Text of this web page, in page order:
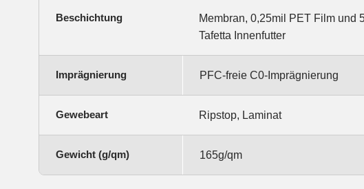
Beschichtung
Membran, 0,25mil PET Film und
Tafetta Innenfutter
Imprägnierung PFC-freie C0-Imprägnierung
Gewebeart Ripstop, Laminat
Gewicht (g/qm) 165g/qm